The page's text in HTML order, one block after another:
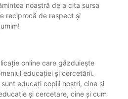
noastră de a cita sursa
reciprocă de respect și
online care găzduiește
educației și cercetării.
educați copiii noștri, cine și
și cercetare, cine și cum